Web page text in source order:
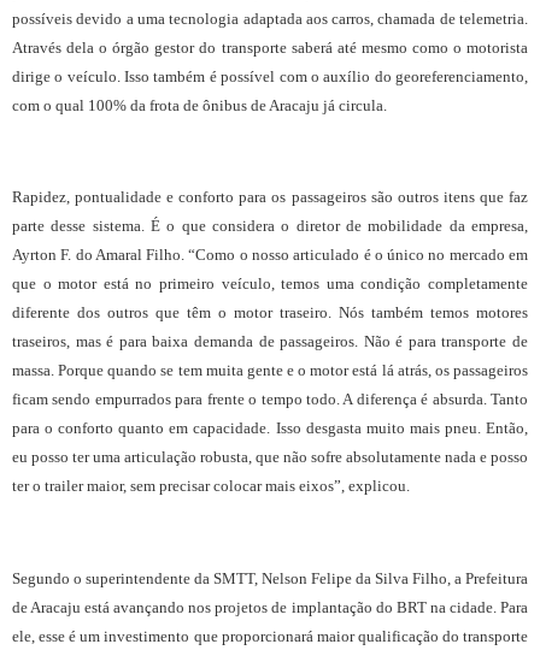
possíveis devido a uma tecnologia adaptada aos carros, chamada de telemetria.
Através dela o órgão gestor do transporte saberá até mesmo como o motorista
dirige o veículo. Isso também é possível com o auxílio do georeferenciamento,
com o qual 100% da frota de ônibus de Aracaju já circula.
Rapidez, pontualidade e conforto para os passageiros são outros itens que faz
parte desse sistema. É o que considera o diretor de mobilidade da empresa,
Ayrton F. do Amaral Filho. “Como o nosso articulado é o único no mercado em
que o motor está no primeiro veículo, temos uma condição completamente
diferente dos outros que têm o motor traseiro. Nós também temos motores
traseiros, mas é para baixa demanda de passageiros. Não é para transporte de
massa. Porque quando se tem muita gente e o motor está lá atrás, os passageiros
ficam sendo empurrados para frente o tempo todo. A diferença é absurda. Tanto
para o conforto quanto em capacidade. Isso desgasta muito mais pneu. Então,
eu posso ter uma articulação robusta, que não sofre absolutamente nada e posso
ter o trailer maior, sem precisar colocar mais eixos”, explicou.
Segundo o superintendente da SMTT, Nelson Felipe da Silva Filho, a Prefeitura
de Aracaju está avançando nos projetos de implantação do BRT na cidade. Para
ele, esse é um investimento que proporcionará maior qualificação do transporte